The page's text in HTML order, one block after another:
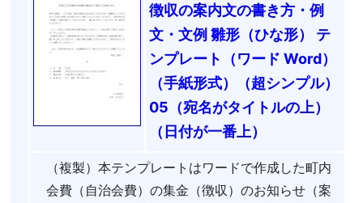
徴収の案内文の書き方・例
文・文例 雛形（ひな形） テ
ンプレート（ワード Word）
（手紙形式）（超シンプル）
05（宛名がタイトルの上）
（日付が一番上）
（複製）本テンプレートはワードで作成した町内
会費（自治会費）の集金（徴収）のお知らせ（案